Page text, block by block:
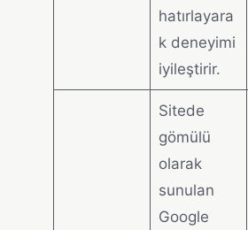
hatırlayara
k deneyimi
iyileştirir.
Sitede
gömülü
olarak
sunulan
Google